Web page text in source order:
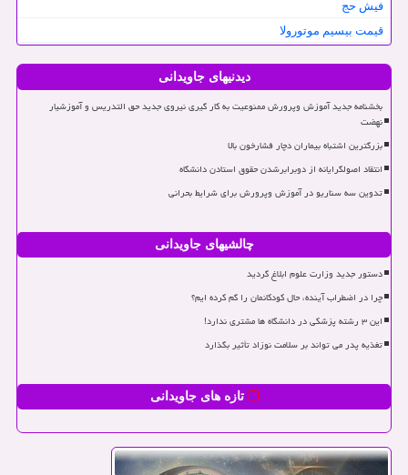
فیش حج
قیمت بیسیم موتورولا
دیدنیهای جاویدانی
بخشنامه جدید آموزش وپرورش ممنوعیت به کار گیری نیروی جدید حق التدریس و آموزشیار
نهضت
بزرگترین اشتباه بیماران دچار فشارخون بالا
انتقاد اصولگرایانه از دوبرابرشدن حقوق استادن دانشگاه
تدوین سه سناریو در آموزش وپرورش برای شرایط بحرانی
چالشیهای جاویدانی
دستور جدید وزارت علوم ابلاغ گردید
چرا در اضطراب آینده، حال کودکانمان را گم کرده ایم؟
این ۳ رشته پزشکی در دانشگاه ها مشتری ندارد!
تغذیه پدر می تواند بر سلامت نوزاد تأثیر بگذارد
تازه های جاویدانی